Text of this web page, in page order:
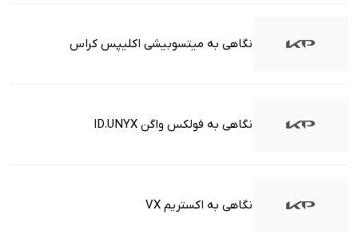
نگاهی به میتسوبیشی اکلیپس کراس
نگاهی به فولکس واگن ID.UNYX
نگاهی به اکستریم VX